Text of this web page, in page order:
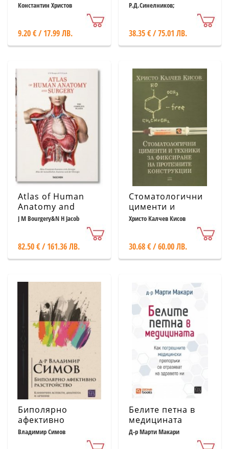
през XXI век. Една
Константин Христов
9.20 € / 17.99 ЛВ.
човека Т.3:
Р.Д.Синелников;
Я.Р.Синелников;А.Я.Синелников
38.35 € / 75.01 ЛВ.
Atlas of Human
Anatomy and
Surgery: The
Coloured Plates of
1831 - 1854
J M Bourgery&N H Jacob
82.50 € / 161.36 ЛВ.
Стоматологични
цименти и
техники за
конструкции
Христо Калчев Кисов
30.68 € / 60.00 ЛВ.
Биполярно
афективно
разстройство
Владимир Симов
Белите петна в
медицината
Д-р Марти Макари